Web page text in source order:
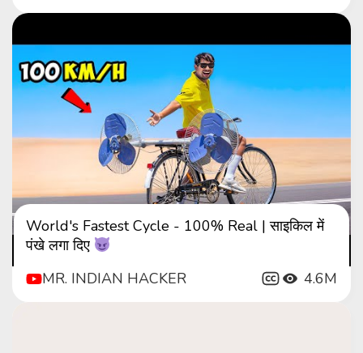
World's Fastest Cycle - 100% Real | साइकिल में
पंखे लगा दिए
MR. INDIAN HACKER
4.6M